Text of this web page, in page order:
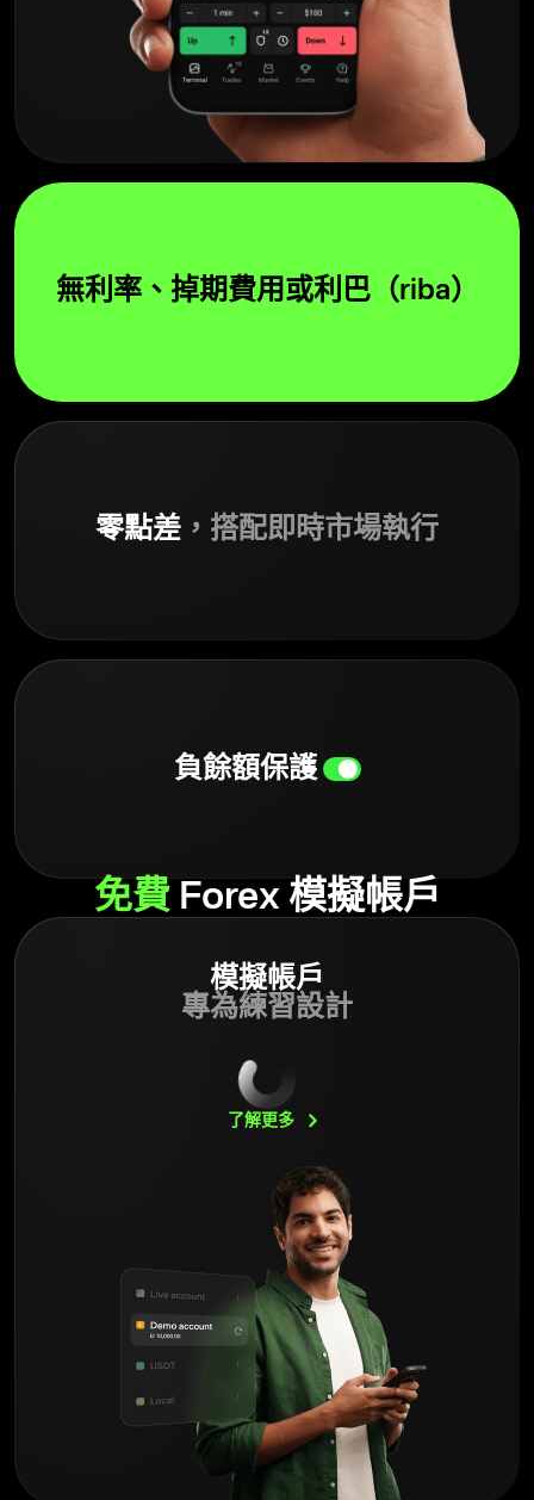
無利率、掉期費用或利巴（riba）
零點差 ，搭配即時市場執行
負餘額保護
免費Forex 模擬帳戶
模擬帳戶
專為練習設計
了解更多